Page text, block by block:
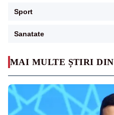
MAI MULTE ȘTIRI DIN
Sport
Sanatate